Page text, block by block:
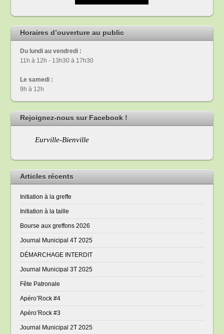
Horaires d’ouverture au public
Du lundi au vendredi :
11h à 12h - 13h30 à 17h30
Le samedi :
9h à 12h
Rejoignez-nous sur Facebook !
Eurville-Bienville
Articles récents
Initiation à la greffe
Initiation à la taille
Bourse aux greffons 2026
Journal Municipal 4T 2025
DÉMARCHAGE INTERDIT
Journal Municipal 3T 2025
Fête Patronale
Apéro’Rock #4
Apéro’Rock #3
Journal Municipal 2T 2025